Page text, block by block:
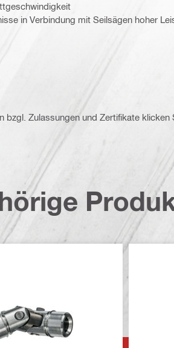
in Verbindung mit Seilsägen hoher
bzgl. Zulassungen und Zertifikate klicken